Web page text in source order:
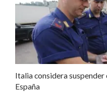
Italia considera suspender
España